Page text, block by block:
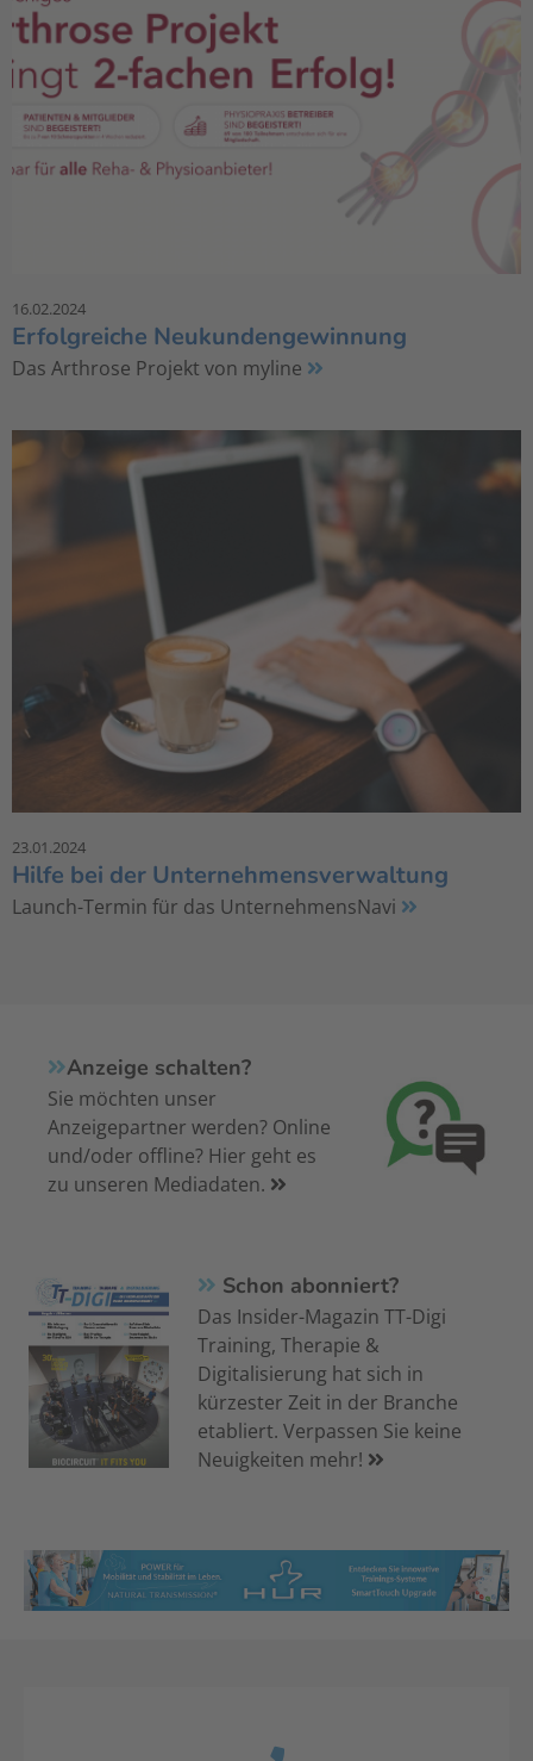
16.02.2024
Erfolgreiche Neukundengewinnung
Das Arthrose Projekt von myline
23.01.2024
Hilfe bei der Unternehmensverwaltung
Launch-Termin für das UnternehmensNavi
Anzeige schalten?
Sie möchten unser
Anzeigepartner werden? Online
und/oder offline? Hier geht es
zu unseren Mediadaten.
Schon abonniert?
Das Insider-Magazin TT-Digi
Training, Therapie &
Digitalisierung hat sich in
kürzester Zeit in der Branche
etabliert. Verpassen Sie keine
Neuigkeiten mehr!